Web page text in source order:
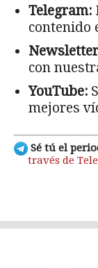
Telegram:
contenido
con
YouTube:
mejores
Sé tú el
través de